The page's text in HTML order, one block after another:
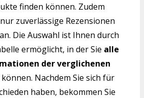
finden können. Zudem
zuverlässige Rezensionen
Die Auswahl ist Ihnen durch
ermöglicht, in der Sie alle
der verglichenen
Nachdem Sie sich für
haben, bekommen Sie